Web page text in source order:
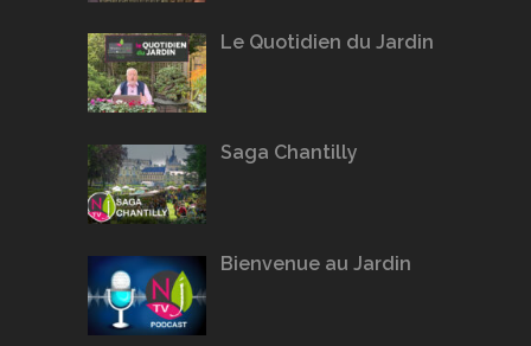
Le Quotidien du Jardin
Saga Chantilly
Bienvenue au Jardin